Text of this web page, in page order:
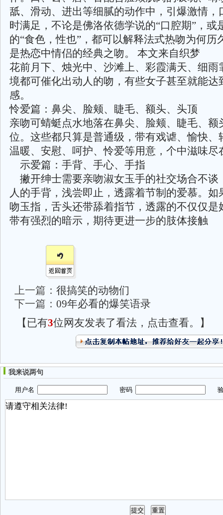
舐、滑动、进出等细腻的动作中，引爆激情，
时满足，不论是佛洛依德学说的“口腔期”，或
的“食色，性也”，都可以解释法式热吻为何历
是热恋中情侣的经典之吻。 本文来自织梦
花前月下、烛光中、沙滩上、彩霞满天、细雨
境都可催化出动人的吻，有些女子甚至就能达
感。
怜爱篇：鼻尖、脸颊、睫毛、额头、头顶
亲吻可蜻蜓点水地落在鼻尖、脸颊、睫毛、额
位。这些都只算是普通级，带有戏谑、愉快、
温暖、安慰、呵护、怜爱等用意，个中滋味尽
示爱篇：手背、手心、手指
撇开绅士需要亲吻淑女玉手的社交场合不谈
人的手背，浅尝即止，透露着节制的爱慕。如
吻玉指，舌头还带舔着指节，透露的不仅仅是
带有强烈的暗示，期待更进一步的肢体接触
上一篇： 很搞笑的动物们
下一篇： 09年必看的爆笑语录
【已有3位网友发表了看法，点击查看。】
我来说两句
用户名 密码 验